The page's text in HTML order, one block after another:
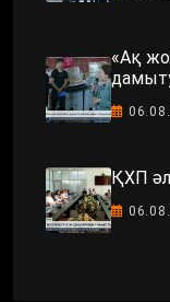
«Ақ
ҚХП